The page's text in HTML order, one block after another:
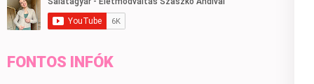
FONTOS INFÓK